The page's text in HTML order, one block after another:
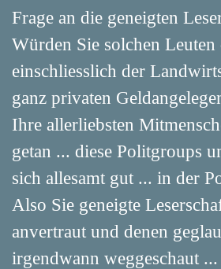
Frage an die geneigten
Würden Sie solchen
einschliesslich der
ganz privaten
Ihre allerliebsten
getan ... diese Politgroups
sich allesamt gut ... in der
Also Sie geneigte
anvertraut und denen
irgendwann weggeschaut